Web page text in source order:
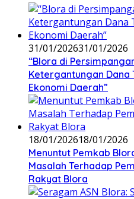
31/01/202631/01/2026
‎“Blora di
Ketergantungan Dana
Ekonomi Daerah”
18/01/202618/01/2026
‎Menuntut Pemkab
Masalah Terhadap
Rakyat Blora